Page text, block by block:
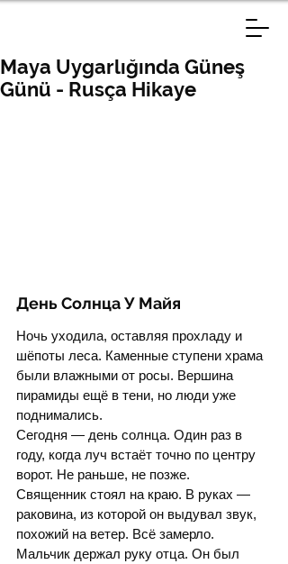
Maya Uygarlığında Güneş
Günü - Rusça Hikaye
День Солнца У Майя
Ночь уходила, оставляя прохладу и
шёпоты леса. Каменные ступени храма
были влажными от росы. Вершина
пирамиды ещё в тени, но люди уже
поднимались.
Сегодня — день солнца. Один раз в
году, когда луч встаёт точно по центру
ворот. Не раньше, не позже.
Священник стоял на краю. В руках —
раковина, из которой он выдувал звук,
похожий на ветер. Всё замерло.
Мальчик держал руку отца. Он был